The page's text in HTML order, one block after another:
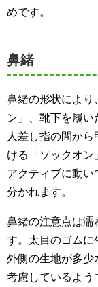
めです。
鼻緒
鼻緒の形状により
ン」、靴下を履
人差し指の間か
ける「ソックオン
アクティブに動い
分かれます。
鼻緒の注意点は濡
す。太目のゴムに
外側の生地が多少
考慮しているよう